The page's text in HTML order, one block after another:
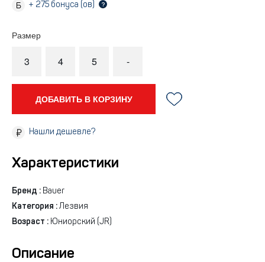
+ 275 бонуса (ов) ?
Размер
3 4 5 -
ДОБАВИТЬ В КОРЗИНУ
Нашли дешевле?
Характеристики
Бренд : Bauer
Категория : Лезвия
Возраст : Юниорский (JR)
Описание